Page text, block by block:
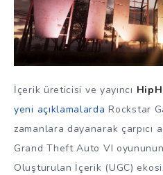
İçerik üreticisi ve yayıncı
yeni açıklamalarda Rockstar
zamanlara dayanarak çarpıcı
Grand Theft Auto VI
Oluşturulan İçerik (UGC)